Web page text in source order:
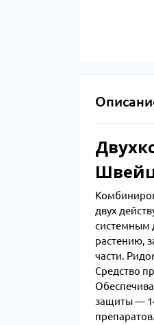
двух
системным
растению,
части.
Средство
защиты —